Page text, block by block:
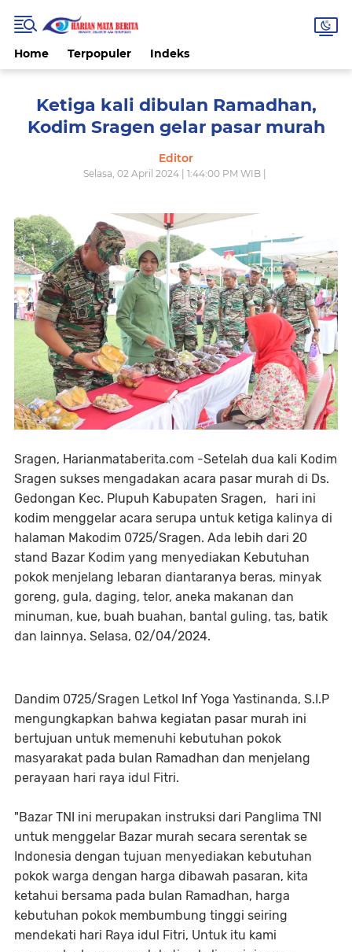
Home Terpopuler Indeks
Ketiga kali dibulan Ramadhan,
Kodim Sragen gelar pasar murah
Editor
Selasa, 02 April 2024 | 1:44:00 PM WIB |
Sragen, Harianmataberita.com -Setelah dua kali Kodim
Sragen sukses mengadakan acara pasar murah di Ds.
Gedongan Kec. Plupuh Kabupaten Sragen, hari ini
kodim menggelar acara serupa untuk ketiga kalinya di
halaman Makodim 0725/Sragen. Ada lebih dari 20
stand Bazar Kodim yang menyediakan Kebutuhan
pokok menjelang lebaran diantaranya beras, minyak
goreng, gula, daging, telor, aneka makanan dan
minuman, kue, buah buahan, bantal guling, tas, batik
dan lainnya. Selasa, 02/04/2024.
Dandim 0725/Sragen Letkol Inf Yoga Yastinanda, S.I.P
mengungkapkan bahwa kegiatan pasar murah ini
bertujuan untuk memenuhi kebutuhan pokok
masyarakat pada bulan Ramadhan dan menjelang
perayaan hari raya idul Fitri.
"Bazar TNI ini merupakan instruksi dari Panglima TNI
untuk menggelar Bazar murah secara serentak se
Indonesia dengan tujuan menyediakan kebutuhan
pokok warga dengan harga dibawah pasaran, kita
ketahui bersama pada bulan Ramadhan, harga
kebutuhan pokok membumbung tinggi seiring
mendekati hari Raya idul Fitri, Untuk itu kami